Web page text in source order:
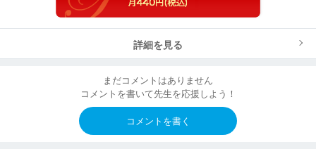
詳細を見る
まだコメントはありません
コメントを書いて先生を応援しよう！
コメントを書く